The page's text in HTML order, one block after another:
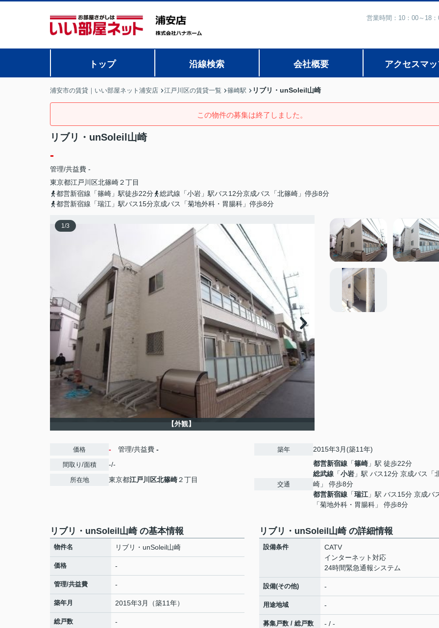
営業時間：10：00～18
トップ 沿線検索 会社概要 アクセスマ
浦安市の賃貸｜いい部屋ネット浦安店 江戸川区の賃貸一覧 篠崎駅 リブリ・unSoleil山崎
この物件の募集は終了しました。
リブリ・unSoleil山崎
-
管理/共益費 -
東京都江戸川区北篠崎２丁目
都営新宿線「篠崎」駅徒歩22分
総武線「小岩」駅バス12分京成バス「北篠崎」停歩8分
都営新宿線「瑞江」駅バス15分京成バス「菊地外科・胃腸科」停歩8分
1/3
【外観】
価格 - 管理/共益費 -
間取り/面積 -/-
所在地 東京都江戸川区北篠崎２丁目
築年 2015年3月(築11年)
交通
都営新宿線 「篠崎 」駅 徒歩22分
総武線 「小岩 」駅 バス12分 京成バス「
崎」 停歩8分
都営新宿線 「瑞江 」駅 バス15分 京成バ
「菊地外科・胃腸科」 停歩8分
リブリ・unSoleil山崎 の基本情報
物件名 リブリ・unSoleil山崎
価格 -
管理/共益費 -
築年月 2015年3月（築11年）
総戸数 -
リブリ・unSoleil山崎 の詳細情報
設備条件
CATV
インターネット対応
24時間緊急通報システム
設備(その他) -
用途地域 -
募集戸数 / 総戸数 - / -